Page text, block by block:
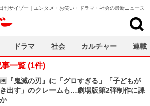
刊サイゾー｜エンタメ・お笑い・ドラマ・社会の最新ニュース
一覧 (1件)
『鬼滅の刃』に「グロすぎる」「子どもが
出す」のクレームも…劇場版第2弾制作に課
ドラマ 社会 カルチャー 連載